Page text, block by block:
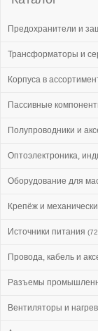
Предохранители и
Трансформаторы и
Корпуса в
Пассивные
Полупроводники и
Оптоэлектроника,
Оборудование для
Крепёж и
Источники питания
Провода, кабель и
Разъемы
Вентиляторы и